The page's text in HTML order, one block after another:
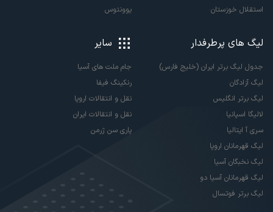
استقلال خوزستان
یوونتوس
لیگ های پرطرفدار
جدول لیگ برتر ایران (خلیج فارس)
لیگ آزادگان
لیگ برتر انگلیس
لالیگا اسپانیا
سری آ ایتالیا
لیگ قهرمانان اروپا
لیگ نخبگان آسیا
لیگ قهرمانان آسیا دو
لیگ برتر فوتسال
سایر
جام ملت های آسیا
رنکینگ فیفا
نقل و انتقالات اروپا
نقل و انتقالات ایران
پاری سن ژرمن